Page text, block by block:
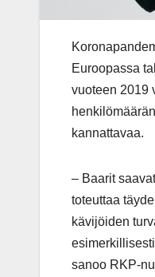
Euroopassa
vuoteen 2019
kannattavaa.
– Baarit
toteuttaa
kävijöiden
sanoo RKP-